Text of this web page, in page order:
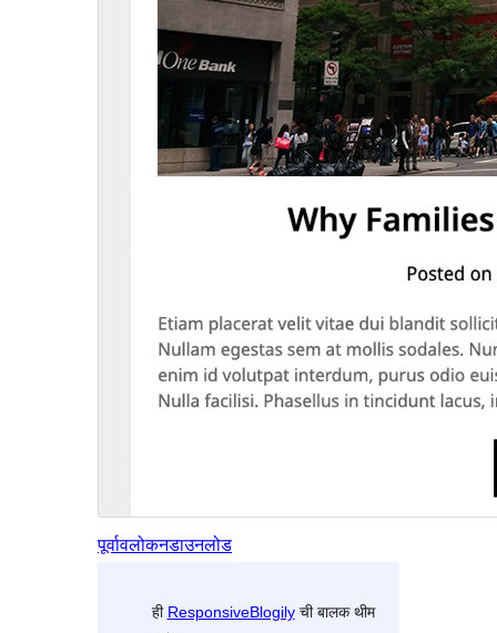
पूर्वावलोकनडाउनलोड
ही ResponsiveBlogilyची बालक थीम